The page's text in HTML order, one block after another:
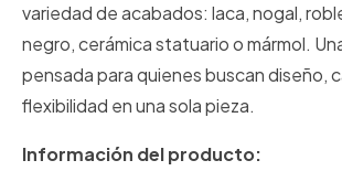
variedad de acabados: laca, nogal,
negro, cerámica statuario o mármol.
pensada para quienes buscan diseño,
flexibilidad en una sola pieza.
Información del producto: